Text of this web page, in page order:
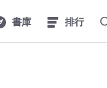
書庫 排行